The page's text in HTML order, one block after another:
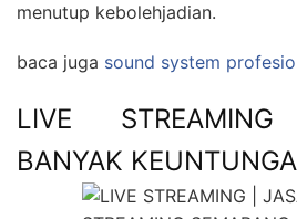
menutup kebolehjadian.
baca juga sound system
LIVE STREAMING
BANYAK